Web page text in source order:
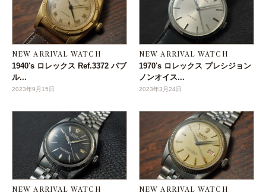
NEW ARRIVAL WATCH
1940's ロレックス Ref.3372 バブ
ル...
2023年9月15日
NEW ARRIVAL WATCH
1970's ロレックス プレシジョン
ノンオイス...
2023年3月24日
NEW ARRIVAL WATCH NEW ARRIVAL WATCH